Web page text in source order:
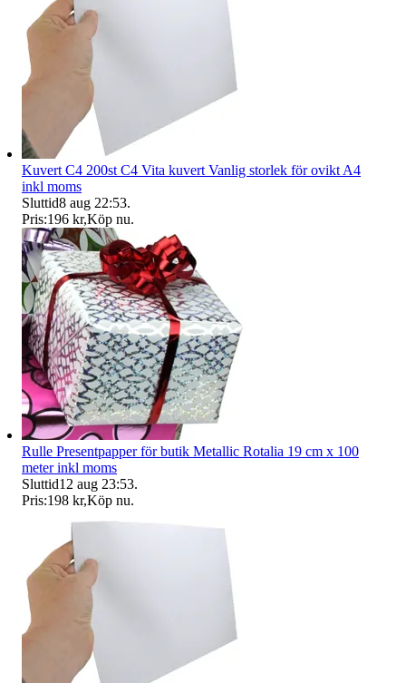
Kuvert C4 200st C4 Vita kuvert Vanlig storlek för ovikt A4
inkl moms
Sluttid8 aug 22:53.
Pris:196 kr,Köp nu.
Rulle Presentpapper för butik Metallic Rotalia 19 cm x 100
meter inkl moms
Sluttid12 aug 23:53.
Pris:198 kr,Köp nu.